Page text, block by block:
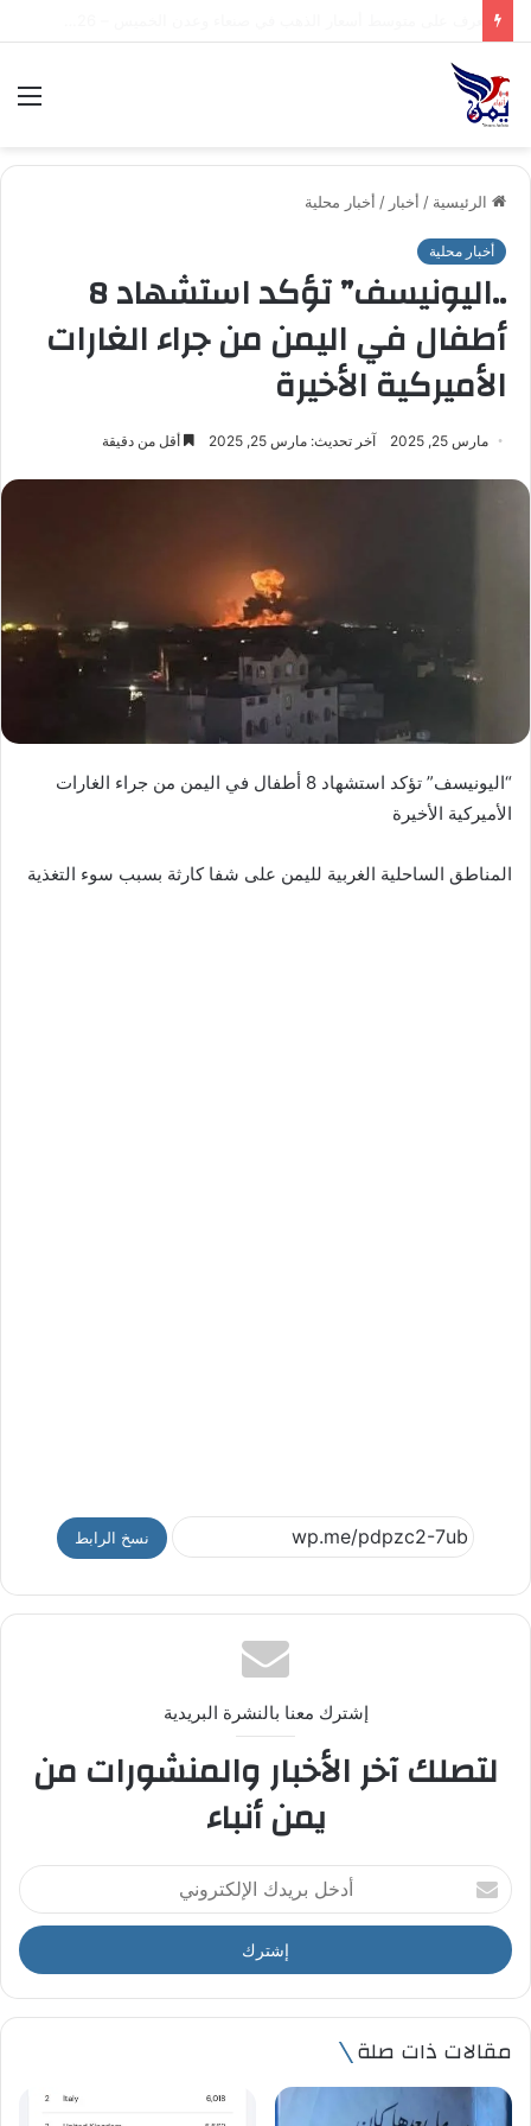
الرئيسية / أخبار / أخبار محلية
أخبار محلية
..اليونيسف” تؤكد استشهاد 8
أطفال في اليمن من جراء الغارات
الأميركية الأخيرة
مارس 25, 2025 آخر تحديث: مارس 25, 2025 أقل من دقيقة
“اليونيسف” تؤكد استشهاد 8 أطفال في اليمن من جراء الغارات
الأميركية الأخيرة
المناطق الساحلية الغربية لليمن على شفا كارثة بسبب سوء التغذية
نسخ الرابط
إشترك معنا بالنشرة البريدية
لتصلك آخر الأخبار والمنشورات من
يمن أنباء
أ
د
خ
ل
ر
د
ا
مقالات ذات صلة